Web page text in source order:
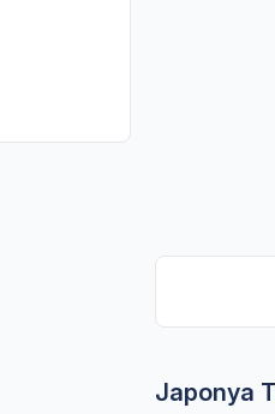
Japonya